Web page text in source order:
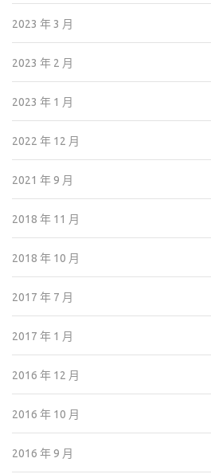
2023 年 3 月
2023 年 2 月
2023 年 1 月
2022 年 12 月
2021 年 9 月
2018 年 11 月
2018 年 10 月
2017 年 7 月
2017 年 1 月
2016 年 12 月
2016 年 10 月
2016 年 9 月